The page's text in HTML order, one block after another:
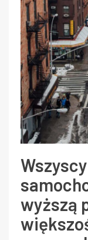
wyższą